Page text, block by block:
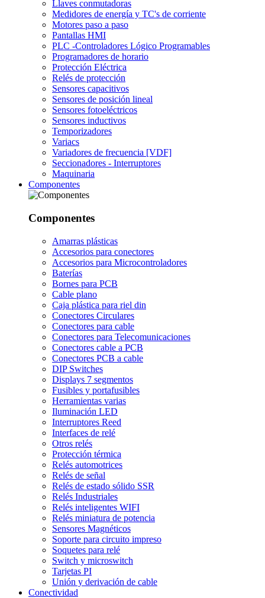
Llaves conmutadoras
Medidores de energía y TC's de corriente
Motores paso a paso
Pantallas HMI
PLC -Controladores Lógico Programables
Programadores de horario
Protección Eléctrica
Relés de protección
Sensores capacitivos
Sensores de posición lineal
Sensores fotoeléctricos
Sensores inductivos
Temporizadores
Variacs
Variadores de frecuencia [VDF]
Seccionadores - Interruptores
Maquinaria
Componentes
Componentes
Amarras plásticas
Accesorios para conectores
Accesorios para Microcontroladores
Baterías
Bornes para PCB
Cable plano
Caja plástica para riel din
Conectores Circulares
Conectores para cable
Conectores para Telecomunicaciones
Conectores cable a PCB
Conectores PCB a cable
DIP Switches
Displays 7 segmentos
Fusibles y portafusibles
Herramientas varias
Iluminación LED
Interruptores Reed
Interfaces de relé
Otros relés
Protección térmica
Relés automotrices
Relés de señal
Relés de estado sólido SSR
Relés Industriales
Relés inteligentes WIFI
Relés miniatura de potencia
Sensores Magnéticos
Soporte para circuito impreso
Soquetes para relé
Switch y microswitch
Tarjetas PI
Unión y derivación de cable
Conectividad